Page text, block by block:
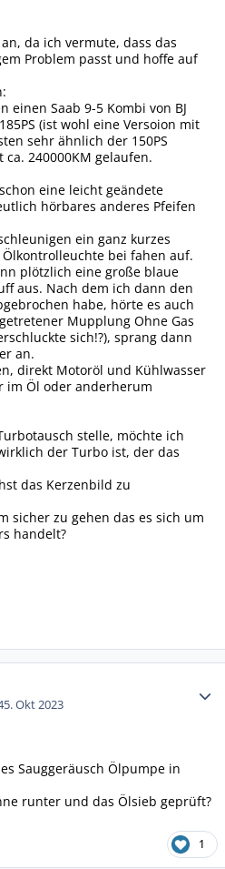
da ich vermute, dass das
Problem passt und hoffe auf
einen Saab 9-5 Kombi von BJ
(ist wohl eine Versoion mit
sehr ähnlich der 150PS
ca. 240000KM gelaufen.
eine leicht geändete
hörbares anderes Pfeifen
ein ganz kurzes
bei fahen auf.
plötzlich eine große blaue
aus. Nach dem ich dann den
habe, hörte es auch
Mupplung Ohne Gas
sich!?), sprang dann
an.
direkt Motoröl und Kühlwasser
im Öl oder anderherum
stelle, möchte ich
der Turbo ist, der das
das Kerzenbild zu
sicher zu gehen das es sich um
handelt?
5. Okt 2023
Sauggeräusch Ölpumpe in
runter und das Ölsieb geprüft?
1